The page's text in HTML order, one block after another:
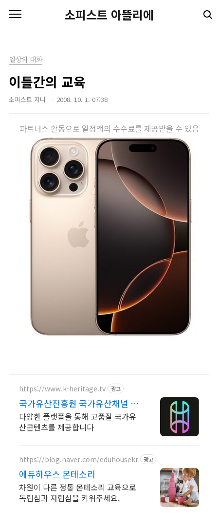
소피스트 아뜰리에
일상의 대화
이틀간의 교육
소피스트 지니 2008. 10. 1. 07:38
https://www.k-heritage.tv 광고
국가유산진흥원 국가유산채널 한
국의 세계유산 영상
다양한 플랫폼을 통해 고품질 국가유
산콘텐츠를 제공합니다
https://blog.naver.com/eduhousekr 광고
에듀하우스 몬테소리
차원이 다른 정통 몬테소리 교육으로
독립심과 자립심을 키워주세요.